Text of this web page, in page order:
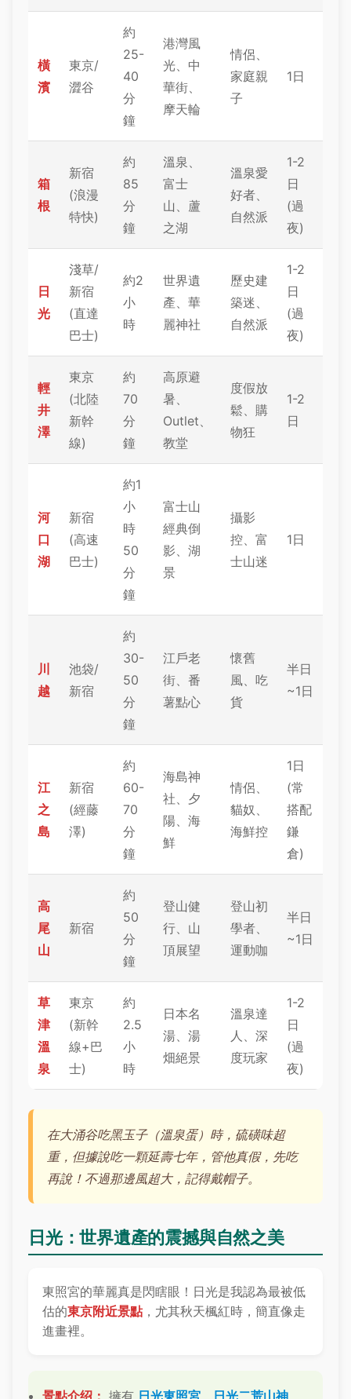
橫
濱
東京/
澀谷
約
25-
40
分
鐘
港灣風
光、中
華街、
摩天輪
情侶、
家庭親
子
1日
箱
根
新宿
(浪漫
特快)
約
85
分
鐘
溫泉、
富士
山、蘆
之湖
溫泉愛
好者、
自然派
1-2
日
(過
夜)
日
光
淺草/
新宿
(直達
巴士)
約2
小
時
世界遺
產、華
麗神社
歷史建
築迷、
自然派
1-2
日
(過
夜)
輕
井
澤
東京
(北陸
新幹
線)
約
70
分
鐘
高原避
暑、
Outlet、
教堂
度假放
鬆、購
物狂
1-2
日
河
口
湖
新宿
(高速
巴士)
約1
小
時
50
分
鐘
富士山
經典倒
影、湖
景
攝影
控、富
士山迷
1日
川
越
池袋/
新宿
約
30-
50
分
鐘
江戶老
街、番
薯點心
懷舊
風、吃
貨
半日
~1日
江
之
島
新宿
(經藤
澤)
約
60-
70
分
鐘
海島神
社、夕
陽、海
鮮
情侶、
貓奴、
海鮮控
1日
(常
搭配
鎌
倉)
高
尾
山
新宿
約
50
分
鐘
登山健
行、山
頂展望
登山初
學者、
運動咖
半日
~1日
草
津
溫
泉
東京
(新幹
線+巴
士)
約
2.5
小
時
日本名
湯、湯
畑絕景
溫泉達
人、深
度玩家
1-2
日
(過
夜)
在大涌谷吃黑玉子（溫泉蛋）時，硫磺味超
重，但據說吃一顆延壽七年，管他真假，先吃
再說！不過那邊風超大，記得戴帽子。
日光：世界遺產的震撼與自然之美
東照宮的華麗真是閃瞎眼！日光是我認為最被低
估的東京附近景點 ，尤其秋天楓紅時，簡直像走
進畫裡。